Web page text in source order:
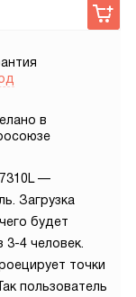
в
—
Загрузка
будет
4 человек.
точки
пользователь